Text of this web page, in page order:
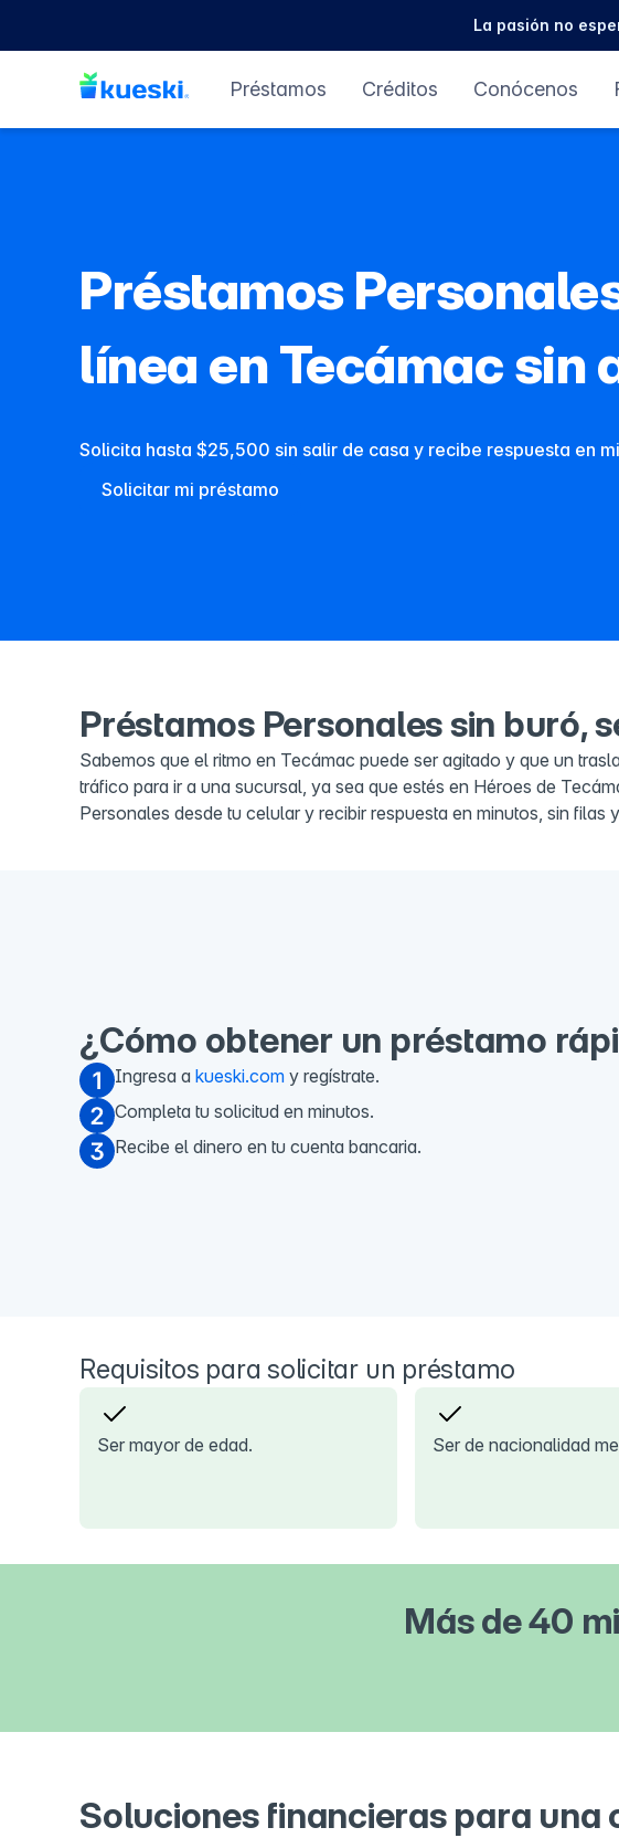
La pasión no
Préstamos Créditos Conócenos
Préstamos
línea en Tecámac sin
Solicita hasta $25,500 sin salir de casa y recibe respuesta en
Solicitar mi préstamo
Préstamos Personales sin buró,
Sabemos que el ritmo en Tecámac puede ser agitado y que un
tráfico para ir a una sucursal, ya sea que estés en Héroes de
Personales desde tu celular y recibir respuesta en minutos, sin filas
¿Cómo obtener un préstamo
Ingresa a kueski.com y regístrate.
Completa tu solicitud en minutos.
Recibe el dinero en tu cuenta bancaria.
Requisitos para solicitar un préstamo
Ser mayor de edad. Ser de nacionalidad
Más de 40
Soluciones financieras para una